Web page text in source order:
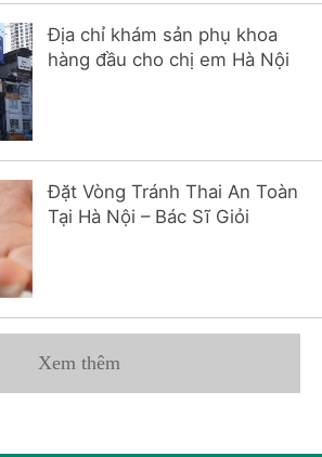
Địa chỉ khám sản phụ khoa
hàng đầu cho chị em Hà Nội
Đặt Vòng Tránh Thai An Toàn
Tại Hà Nội – Bác Sĩ Giỏi
Xem thêm